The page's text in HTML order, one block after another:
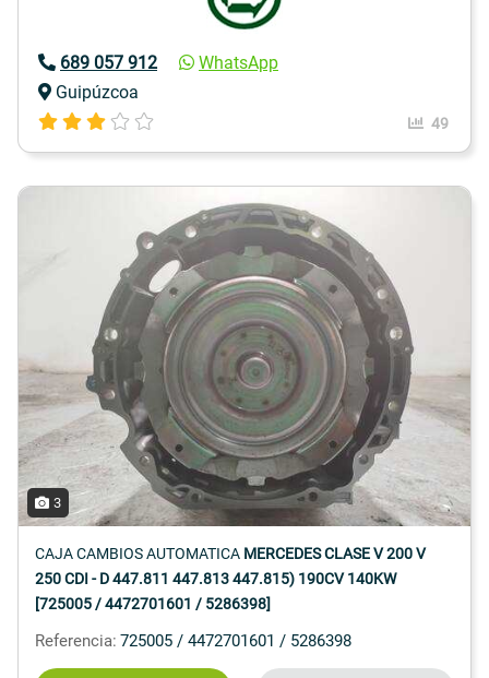
689 057 912
WhatsApp
Guipúzcoa
49
3
CAJA CAMBIOS AUTOMATICA MERCEDES CLASE V 200 V
250 CDI - D 447.811 447.813 447.815) 190CV 140KW
[725005 / 4472701601 / 5286398]
Referencia: 725005 / 4472701601 / 5286398